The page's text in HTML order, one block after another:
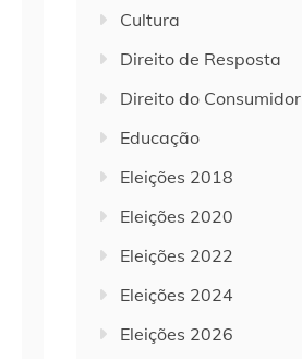
Cultura
Direito de Resposta
Direito do Consumidor
Educação
Eleições 2018
Eleições 2020
Eleições 2022
Eleições 2024
Eleições 2026